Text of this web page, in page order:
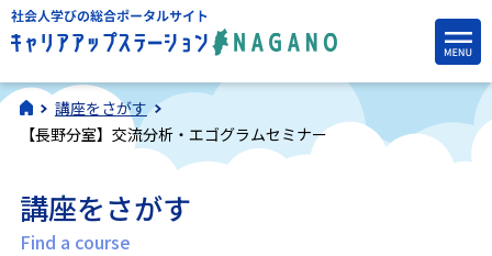
講座をさがす
【長野分室】交流分析・エゴグラムセミナー
講座をさがす
Find a course